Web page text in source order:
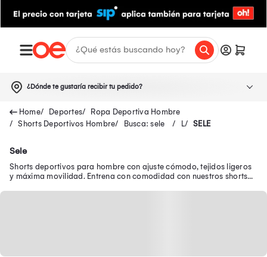
¿Dónde te gustaría recibir tu pedido?
Deportes
Ropa Deportiva Hombre
Shorts Deportivos Hombre
Busca: sele L SELE
Sele
Shorts deportivos para hombre con ajuste cómodo, tejidos ligeros
y máxima movilidad. Entrena con comodidad con nuestros shorts